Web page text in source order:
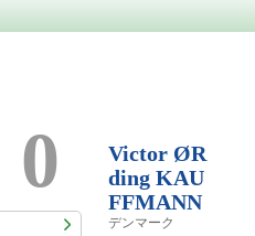
0
Victor ØR
ding KAU
FFMANN
デンマーク